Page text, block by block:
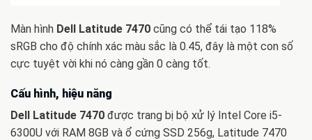
Màn hình Dell Latitude 7470 cũng có thể tái tạo 118%
sRGB cho độ chính xác màu sắc là 0.45, đây là một con số
cực tuyệt vời khi nó càng gần 0 càng tốt.
Cấu hình, hiệu năng
Dell Latitude 7470 được trang bị bộ xử lý Intel Core i5-
6300U với RAM 8GB và ổ cứng SSD 256g, Latitude 7470